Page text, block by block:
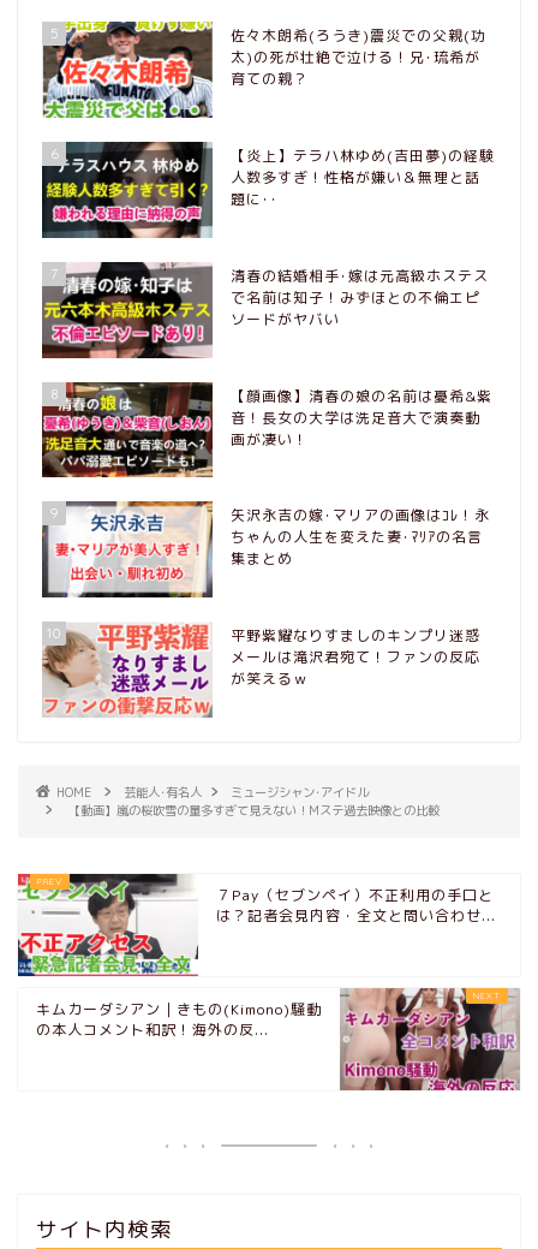
5
佐々木朗希(ろうき)震災での父親(功
太)の死が壮絶で泣ける！兄･琉希が
育ての親？
6
【炎上】テラハ林ゆめ(吉田夢)の経験
人数多すぎ！性格が嫌い＆無理と話
題に･･
7
清春の結婚相手･嫁は元高級ホステス
で名前は知子！みずほとの不倫エピ
ソードがヤバい
8
【顔画像】清春の娘の名前は憂希&紫
音！長女の大学は洗足音大で演奏動
画が凄い！
9
矢沢永吉の嫁･マリアの画像はｺﾚ！永
ちゃんの人生を変えた妻･ﾏﾘｱの名言
集まとめ
10
平野紫耀なりすましのキンプリ迷惑
メールは滝沢君宛て！ファンの反応
が笑えるｗ
HOME 芸能人･有名人
ミュージシャン･アイドル
【動画】嵐の桜吹雪の量多すぎて見えない！Mステ過去映像との比較
７Pay（セブンペイ）不正利用の手口と
は？記者会見内容・全文と問い合わせ...
キムカーダシアン｜きもの(Kimono)騒動
の本人コメント和訳！海外の反...
サイト内検索